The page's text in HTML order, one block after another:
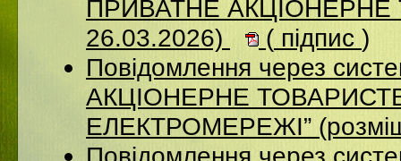
ПРИВАТНЕ АКЦІОНЕРНЕ
26.03.2026)
( підпис )
Повідомлення через
АКЦІОНЕРНЕ
ЕЛЕКТРОМЕРЕЖІ”